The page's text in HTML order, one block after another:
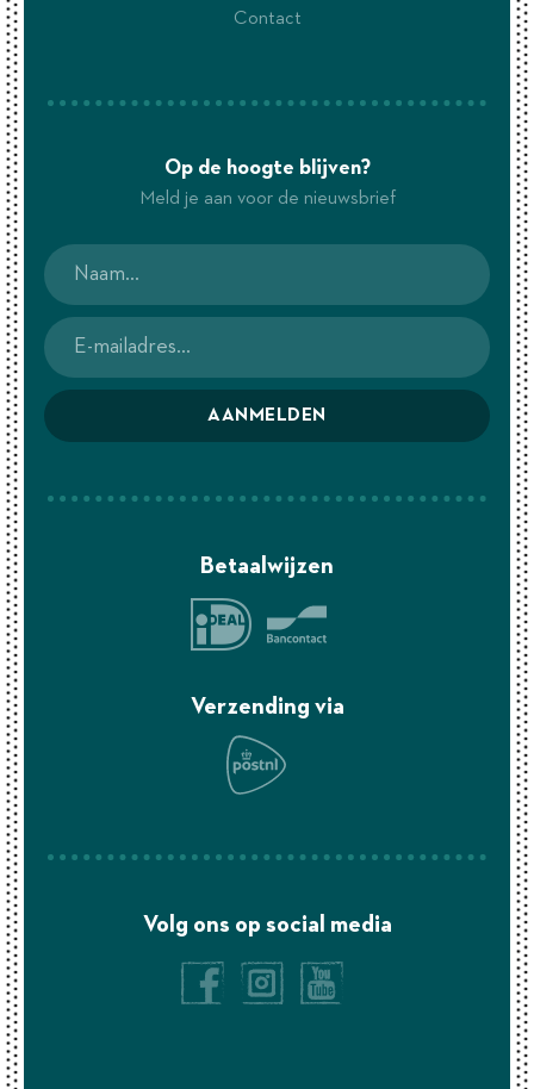
Contact
Op de hoogte blijven?
Meld je aan voor de nieuwsbrief
AANMELDEN
Betaalwijzen
Verzending via
Volg ons op social media